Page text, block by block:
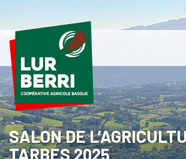
SALON DE
TARBES 2025